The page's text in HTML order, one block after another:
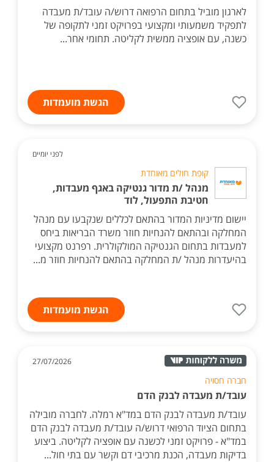
לארגון מוביל בתחום הרפואה דרוש/ה עובד/ת מעבדה
לתפקיד משמעותי ומקצועי בפרויקט זמני לתקופה של
כשנה, עם אופציה ממשית לקליטה. תחומי אחר...
הגשת מועמדות
לפני יומיים
קופת חולים מאוחדת
מנהל /ת מדור גנטיקה באגף מעבדות,
חטיבת התפעול, לוד
יישום מדיניות המדור בהתאם לכללים שנקבעו עם מנהל
המחלקה ובהתאם להנחיות חוזר משרד הבריאות ביחס
למעבדות בתחום הגנטיקה המולקולרית. רפרנט מקצועי
בהיעדרות מנהל /ת המחלקה בהתאם להנחיות חוזר מ...
הגשת מועמדות
27/07/2026
חברה חסויה
עובד/ת מעבדה לבנק הדם
עובד/ת מעבדה לבנק הדם במד"א רמלה. לחברה מובילה
בתחום הציוד הרפואי דרוש/ה עובד/ת מעבדה לבנק הדם
במד"א - פרויקט זמני לכשנה עם אופציה לקליטה. ביצוע
בדיקות מעבדה, הכנת מרכיבי דם וקשר עם בתי חול...